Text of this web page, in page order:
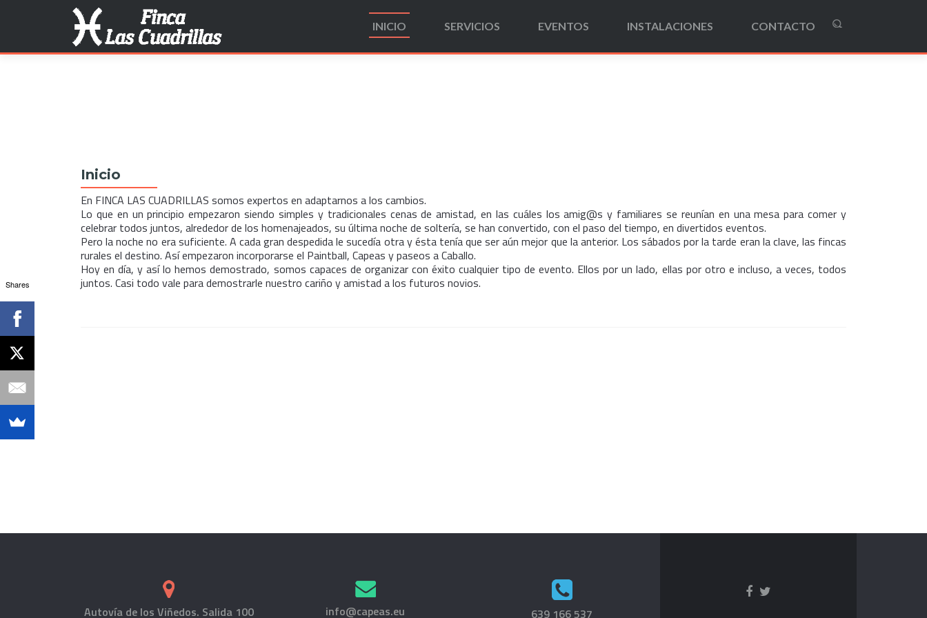
INICIO SERVICIOS EVENTOS INSTALACIONES CONTACTO
Inicio
En FINCA LAS CUADRILLAS somos expertos en adaptarnos a los cambios.
Lo que en un principio empezaron siendo simples y tradicionales cenas de amistad, en las cuáles los amig@s y familiares se reunían en una mesa para comer y
celebrar todos juntos, alrededor de los homenajeados, su última noche de soltería, se han convertido, con el paso del tiempo, en divertidos eventos.
Pero la noche no era suficiente. A cada gran despedida le sucedía otra y ésta tenía que ser aún mejor que la anterior. Los sábados por la tarde eran la clave, las fincas
rurales el destino. Así empezaron incorporarse el Paintball, Capeas y paseos a Caballo.
Hoy en día, y así lo hemos demostrado, somos capaces de organizar con éxito cualquier tipo de evento. Ellos por un lado, ellas por otro e incluso, a veces, todos
juntos. Casi todo vale para demostrarle nuestro cariño y amistad a los futuros novios.
Autovía de los Viñedos. Salida 100
info@capeas.eu 639 166 537
Shares